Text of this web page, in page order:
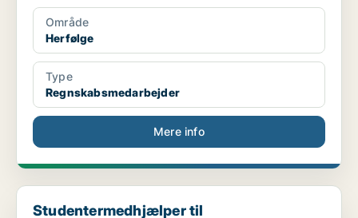
Område
Herfølge
Type
Regnskabsmedarbejder
Mere info
Studentermedhjælper til økonomiafdelingen i [xxxxx...
Studentermedhjælper til